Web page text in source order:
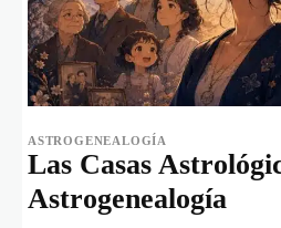
ASTROGENEALOGÍA
Las Casas
Astrogenealogía